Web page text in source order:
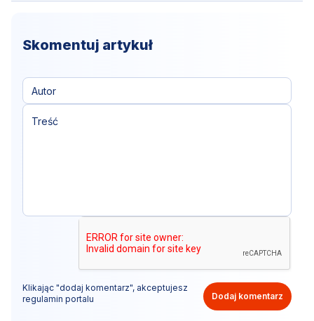
Skomentuj artykuł
Klikając "dodaj komentarz", akceptujesz
regulamin portalu
Dodaj komentarz